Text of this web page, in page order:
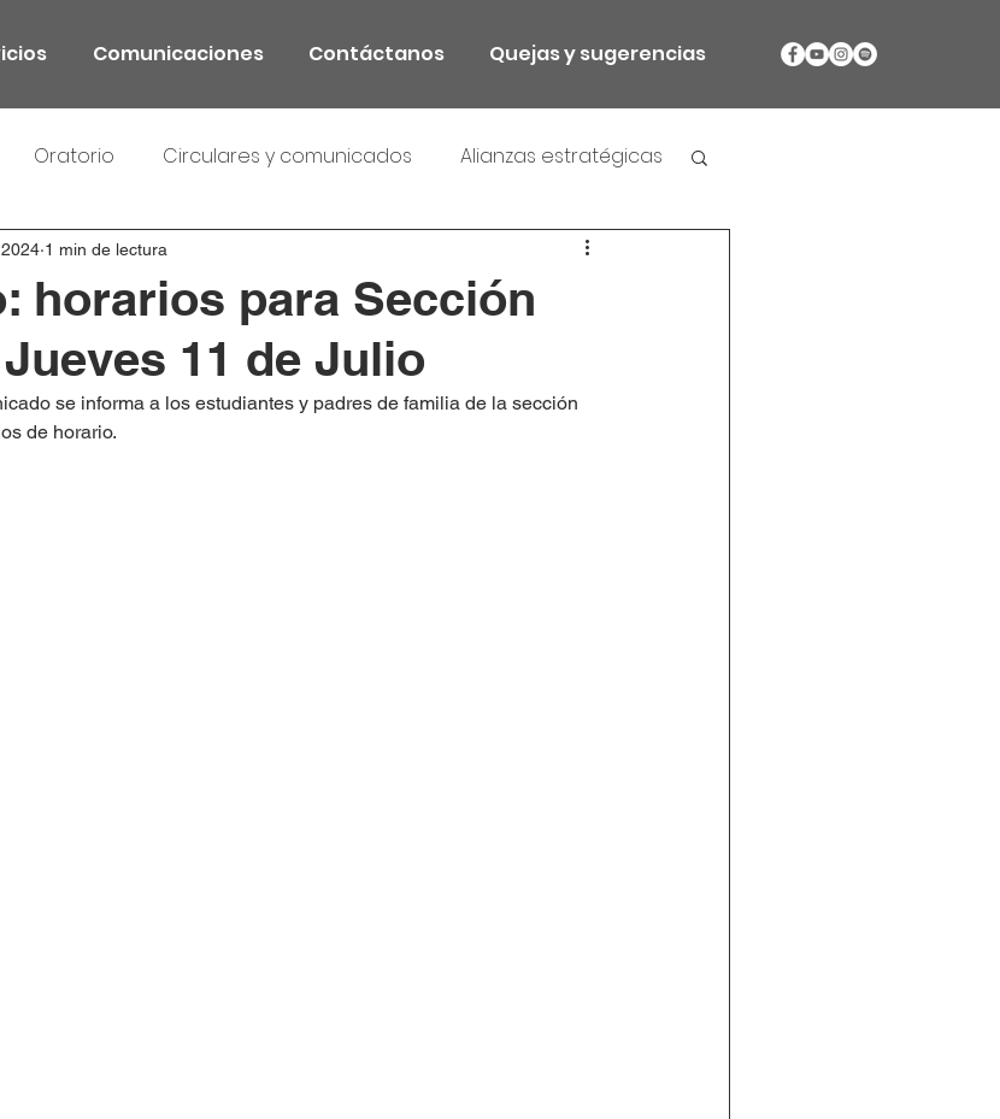
Comunicaciones Contáctanos Quejas y sugerencias
Oratorio Circulares y comunicados Alianzas estratégicas
horarios para Sección
11 de Julio
1 min de lectura
se informa a los estudiantes y padres de familia de la sección
de horario.